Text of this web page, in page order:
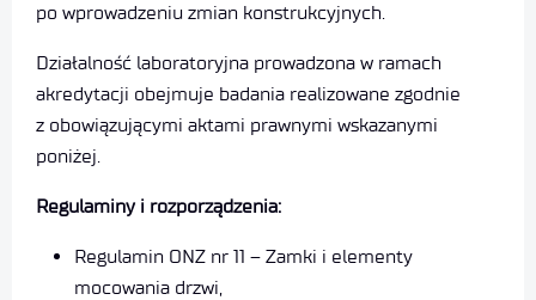
po wprowadzeniu zmian konstrukcyjnych.
Działalność laboratoryjna prowadzona w ramach
akredytacji obejmuje badania realizowane zgodnie
z obowiązującymi aktami prawnymi wskazanymi
poniżej.
Regulaminy i rozporządzenia:
Regulamin ONZ nr 11 – Zamki i elementy
mocowania drzwi,